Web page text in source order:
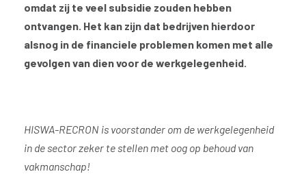
omdat zij te veel subsidie zouden hebben
ontvangen. Het kan zijn dat bedrijven hierdoor
alsnog in de financiele problemen komen met alle
gevolgen van dien voor de werkgelegenheid.
HISWA-RECRON is voorstander om de werkgelegenheid
in de sector zeker te stellen met oog op behoud van
vakmanschap!